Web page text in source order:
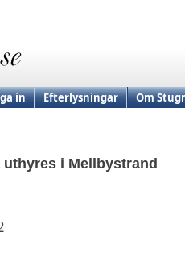
in Efterlysningar Om
i Mellbystrand